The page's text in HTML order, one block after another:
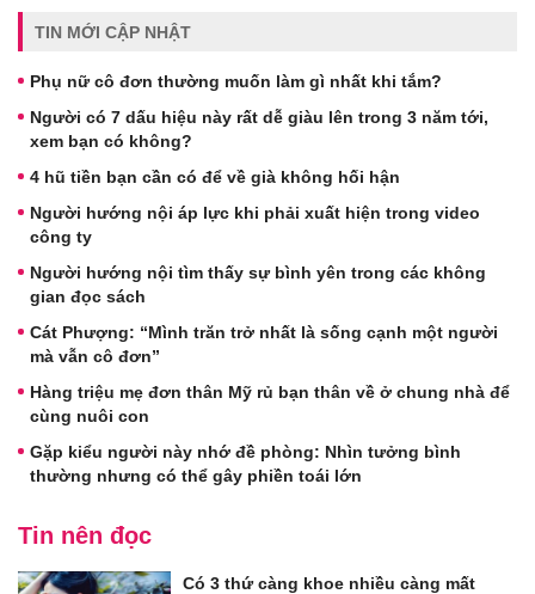
TIN MỚI CẬP NHẬT
Phụ nữ cô đơn thường muốn làm gì nhất khi tắm?
Người có 7 dấu hiệu này rất dễ giàu lên trong 3 năm tới,
xem bạn có không?
4 hũ tiền bạn cần có để về già không hối hận
Người hướng nội áp lực khi phải xuất hiện trong video
công ty
Người hướng nội tìm thấy sự bình yên trong các không
gian đọc sách
Cát Phượng: “Mình trăn trở nhất là sống cạnh một người
mà vẫn cô đơn”
Hàng triệu mẹ đơn thân Mỹ rủ bạn thân về ở chung nhà để
cùng nuôi con
Gặp kiểu người này nhớ đề phòng: Nhìn tưởng bình
thường nhưng có thể gây phiền toái lớn
Tin nên đọc
Có 3 thứ càng khoe nhiều càng mất